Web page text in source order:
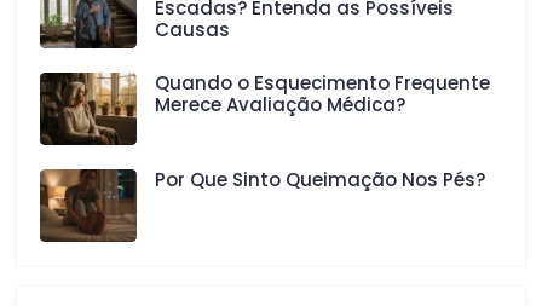
Escadas? Entenda as Possíveis
Causas
Quando o Esquecimento Frequente
Merece Avaliação Médica?
Por Que Sinto Queimação Nos Pés?